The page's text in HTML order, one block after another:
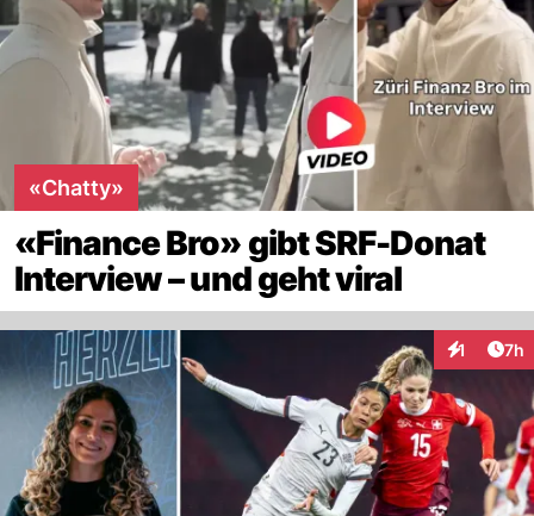
«Chatty»
«Finance Bro» gibt SRF-Donat
Interview – und geht viral
1 7h